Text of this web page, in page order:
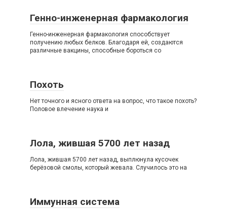
Генно-инженерная фармакология
Генно-инженерная фармакология способствует
получению любых белков. Благодаря ей, создаются
различные вакцины, способные бороться со
Похоть
Нет точного и ясного ответа на вопрос, что такое похоть?
Половое влечение наука и
Лола, жившая 5700 лет назад
Лола, жившая 5700 лет назад, выплюнула кусочек
берёзовой смолы, который жевала. Случилось это на
Иммунная система